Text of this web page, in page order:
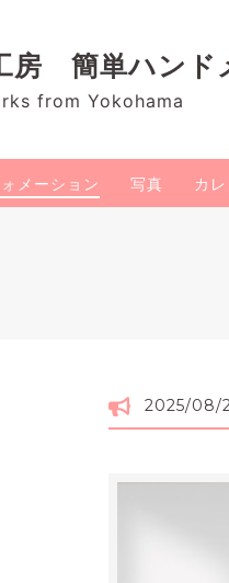
房 簡単ハン
from Yokohama
メーション 写真 カ
2025/08/